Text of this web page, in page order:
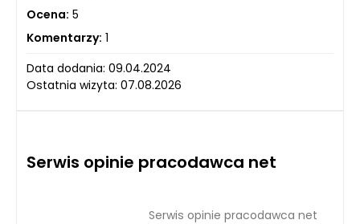
Ocena: 5
Komentarzy: 1
Data dodania: 09.04.2024
Ostatnia wizyta: 07.08.2026
Serwis opinie pracodawca net
Serwis opinie pracodawca net